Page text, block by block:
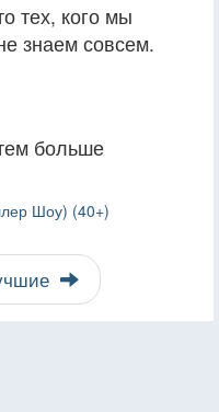
тех, кого мы
знаем совсем.
больше
Шоу) (40+)